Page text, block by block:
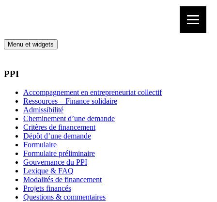
Menu et widgets
PPI
Accompagnement en entrepreneuriat collectif
Ressources – Finance solidaire
Admissibilité
Cheminement d’une demande
Critères de financement
Dépôt d’une demande
Formulaire
Formulaire préliminaire
Gouvernance du PPI
Lexique & FAQ
Modalités de financement
Projets financés
Questions & commentaires